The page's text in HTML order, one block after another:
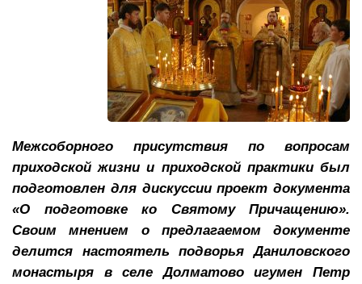
Межсоборного присутствия по вопросам
приходской жизни и приходской практики был
подготовлен для дискуссии проект документа
«О подготовке ко Святому Причащению».
Своим мнением о предлагаемом документе
делится настоятель подворья Даниловского
монастыря в селе Долматово игумен Петр